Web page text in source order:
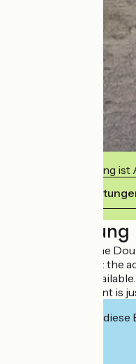
Diese Einrichtung
Ihre
Beschreibung
At the mouth of the
A plus for walkers: the
Weekly rentals available.
The Kaïa restaurant is
Interessiert Sie